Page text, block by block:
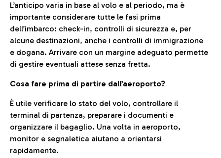
L’anticipo varia in base al volo e al periodo, ma è
importante considerare tutte le fasi prima
dell’imbarco: check-in, controlli di sicurezza e, per
alcune destinazioni, anche i controlli di immigrazione
e dogana. Arrivare con un margine adeguato permette
di gestire eventuali attese senza fretta.
Cosa fare prima di partire dall’aeroporto?
È utile verificare lo stato del volo, controllare il
terminal di partenza, preparare i documenti e
organizzare il bagaglio. Una volta in aeroporto,
monitor e segnaletica aiutano a orientarsi
rapidamente.